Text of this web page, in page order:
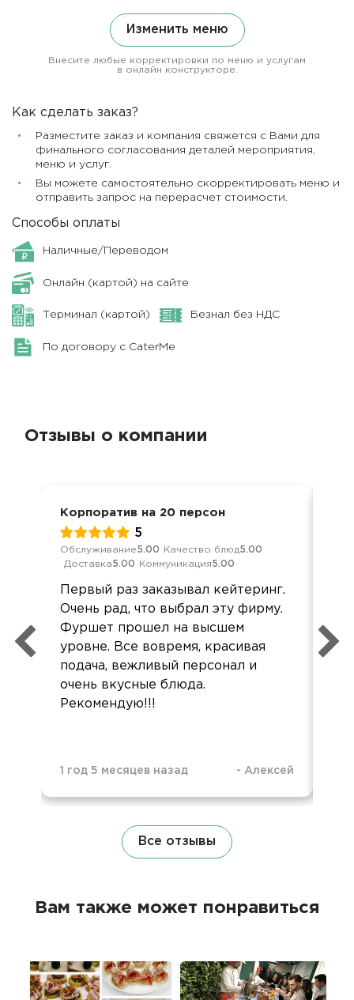
Изменить меню
Внесите любые корректировки по меню и услугам
в онлайн конструкторе.
Как сделать заказ?
Разместите заказ и компания свяжется с Вами для
финального согласования деталей мероприятия,
меню и услуг.
Вы можете самостоятельно скорректировать меню и
отправить запрос на перерасчет стоимости.
Способы оплаты
Наличные/Переводом
Онлайн (картой) на сайте
Терминал (картой) Безнал без НДС
По договору с CaterMe
Отзывы о компании
Корпоратив на 20 персон
5
Обслуживание5.00 Качество блюд5.00
Доставка5.00 Коммуникация5.00
Первый раз заказывал кейтеринг.
Очень рад, что выбрал эту фирму.
Фуршет прошел на высшем
уровне. Все вовремя, красивая
подача, вежливый персонал и
очень вкусные блюда.
Рекомендую!!!
1 год 5 месяцев назад - Алексей
Все отзывы
Вам также может понравиться